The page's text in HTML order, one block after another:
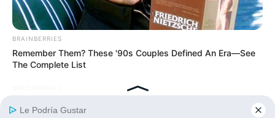
BRAINBERRIES
Remember Them? These '90s Couples Defined An Era—See
The Complete List